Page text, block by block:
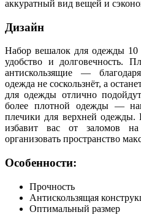
аккуратный вид вещей и
Дизайн
Набор вешалок для одежды 10
удобство и долговечность.
антискользящие —
одежда не соскользнёт, а
для одежды отлично
более плотной одежды —
плечики для верхней
избавит вас от заломов
организовать пространство
Особенности:
Прочность
Антискользящая
Оптимальный размер